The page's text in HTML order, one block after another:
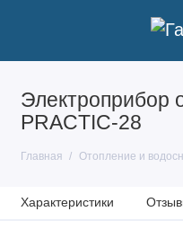
Электроприбор
PRACTIC-28
Главная Отопление и
Характеристики